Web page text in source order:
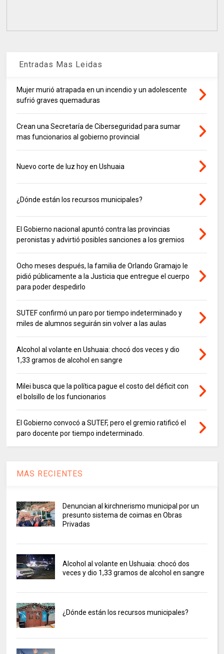
Entradas Mas Leidas
Mujer murió atrapada en un incendio y un adolescente
sufrió graves quemaduras
Crean una Secretaría de Ciberseguridad para sumar
mas funcionarios al gobierno provincial
Nuevo corte de luz hoy en Ushuaia
¿Dónde están los recursos municipales?
El Gobierno nacional apuntó contra las provincias
peronistas y advirtió posibles sanciones a los gremios
Ocho meses después, la familia de Orlando Gramajo le
pidió públicamente a la Justicia que entregue el cuerpo
para poder despedirlo
SUTEF confirmó un paro por tiempo indeterminado y
miles de alumnos seguirán sin volver a las aulas
Alcohol al volante en Ushuaia: chocó dos veces y dio
1,33 gramos de alcohol en sangre
Milei busca que la política pague el costo del déficit con
el bolsillo de los funcionarios
El Gobierno convocó a SUTEF, pero el gremio ratificó el
paro docente por tiempo indeterminado.
MAS RECIENTES
Denuncian al kirchnerismo municipal por un
presunto sistema de coimas en Obras
Privadas
Alcohol al volante en Ushuaia: chocó dos
veces y dio 1,33 gramos de alcohol en sangre
¿Dónde están los recursos municipales?